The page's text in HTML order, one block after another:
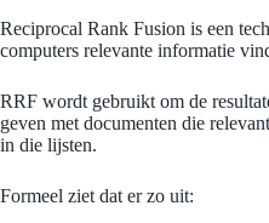
Reciprocal Rank Fusion is een
computers relevante informatie
RRF wordt gebruikt om de
geven met documenten die
in die lijsten.
Formeel ziet dat er zo uit: